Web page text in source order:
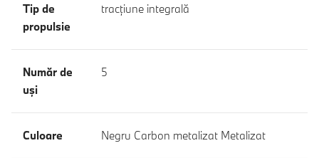
Tip de
propulsie
tracţiune integrală
Număr de
uşi
5
Culoare Negru Carbon metalizat Metalizat